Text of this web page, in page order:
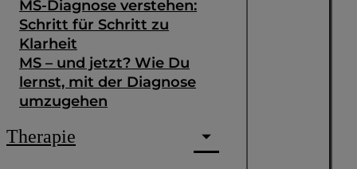
MS-Diagnose verstehen:
Schritt für Schritt zu
Klarheit
MS – und jetzt? Wie Du
lernst, mit der Diagnose
umzugehen
Therapie